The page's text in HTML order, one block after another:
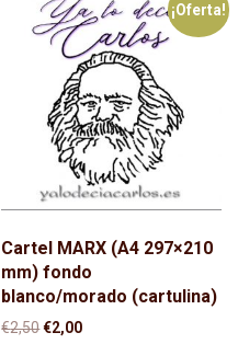
¡Oferta!
Cartel MARX (A4 297×210
mm) fondo
blanco/morado (cartulina)
€2,50El
€2,00El